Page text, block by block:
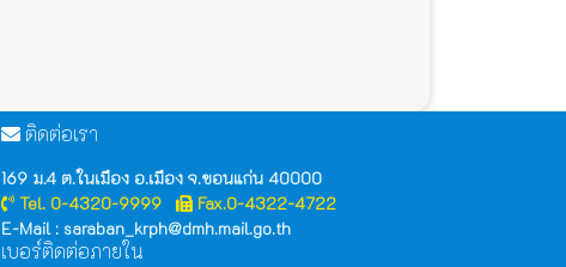
ติดต่อเรา
169 ม.4 ต.ในเมือง อ.เมือง จ.ขอนแก่น 40000
Tel. 0-4320-9999
Fax.0-4322-4722
E-Mail : saraban_krph@dmh.mail.go.th
เบอร์ติดต่อภายใน